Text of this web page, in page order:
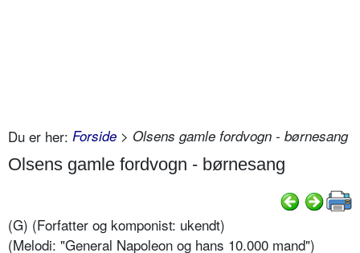
Du er her: Forside > Olsens gamle fordvogn - børnesang
Olsens gamle fordvogn - børnesang
(G) (Forfatter og komponist: ukendt)
(Melodi: "General Napoleon og hans 10.000 mand")